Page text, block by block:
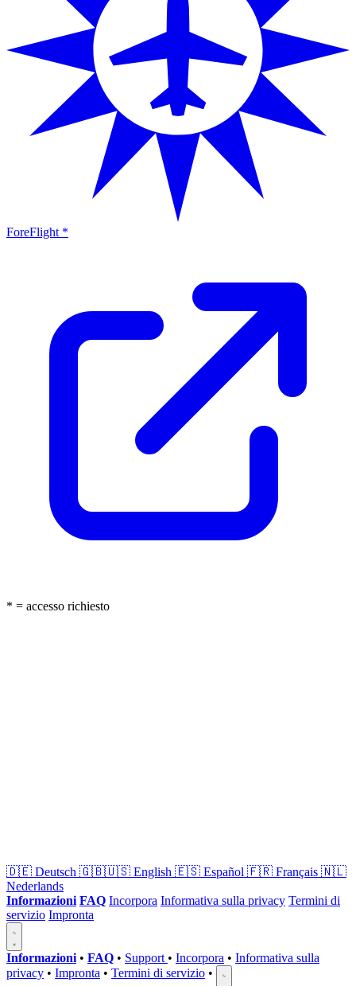
ForeFlight *
* = accesso richiesto
🇩🇪 Deutsch 🇬🇧🇺🇸 English 🇪🇸 Español 🇫🇷 Français 🇳🇱
Nederlands
Informazioni FAQ Incorpora Informativa sulla privacy Termini di
servizio Impronta
Informazioni • FAQ • Support • Incorpora • Informativa sulla
privacy • Impronta • Termini di servizio •